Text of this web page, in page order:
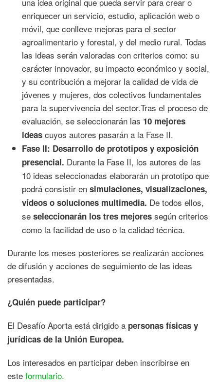
enriquecer un servicio, estudio, aplicación web o
móvil, que conlleve mejoras para el sector
agroalimentario y forestal, y del medio rural. Todas
las ideas serán valoradas con criterios como: su
carácter innovador, su impacto económico y social,
y su contribución a mejorar la calidad de vida de
jóvenes y mujeres, dos colectivos fundamentales
para la supervivencia del sector.Tras el proceso de
evaluación, se seleccionarán las 10 mejores
ideas cuyos autores pasarán a la Fase II.
Fase II: Desarrollo de prototipos y exposición
presencial. Durante la Fase II, los autores de las
10 ideas seleccionadas elaborarán un prototipo que
podrá consistir en simulaciones, visualizaciones,
vídeos o soluciones multimedia. De todos ellos,
se seleccionarán los tres mejores según criterios
como la facilidad de uso o la calidad técnica.
Durante los meses posteriores se realizarán acciones
de difusión y acciones de seguimiento de las ideas
presentadas.
¿Quién puede participar?
El Desafío Aporta está dirigido a personas físicas y
jurídicas de la Unión Europea.
Los interesados en participar deben inscribirse en
este formulario.